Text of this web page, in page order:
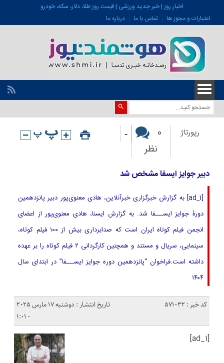
اخبار روز | خبر جدید ورزشی | قیمت روز طلا، دلار، سکه، خودرو
اعتبارات و مجوز ها
تماس با ما درباره ما
رپورتاژ
0
نظر
-
دبیر جوایز ایسفا مشخص شد
[ad_1] به گزارش خبرگزاری خبرآنلاین، هادی معنوی‌پور دبیر پانزدهمین
دورۀ جوایز ایســـفا شد. به گزارش ایسنا، هادی معنوی‌پور از اعضای
انجمن فیلم کوتاه ایران است که صدابرداری بیش از ۱۰۰ فیلم کوتاه،
سینمایی، سریال و مستند و همچنین کارگردانی ۲ فیلم کوتاه را بر عهده
داشته است.فراخوان “پانزدهمین دوره جوایز ایســـفا” در ابتدای سال
۱۴۰۴
کد خبر : 571032
تاریخ انتشار : دوشنبه 17 مارس 2025
- 1:01
[ad_1]